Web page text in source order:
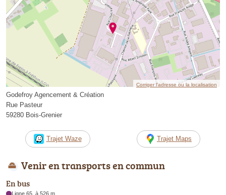
Corriger l’adresse ou la localisation
Godefroy Agencement & Création
Rue Pasteur
59280 Bois-Grenier
Trajet Waze Trajet Maps
Venir en transports en commun
En bus
Ligne 65, à 526 m